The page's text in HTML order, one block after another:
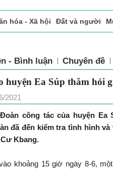
hóa - Xã hội Đất và người
- Bình luận Chuyên đề
huyện Ea Súp
2021
công tác của huyện
đã đến kiểm tra tình hình
Kbang.
khoảng 15 giờ ngày 8-6,